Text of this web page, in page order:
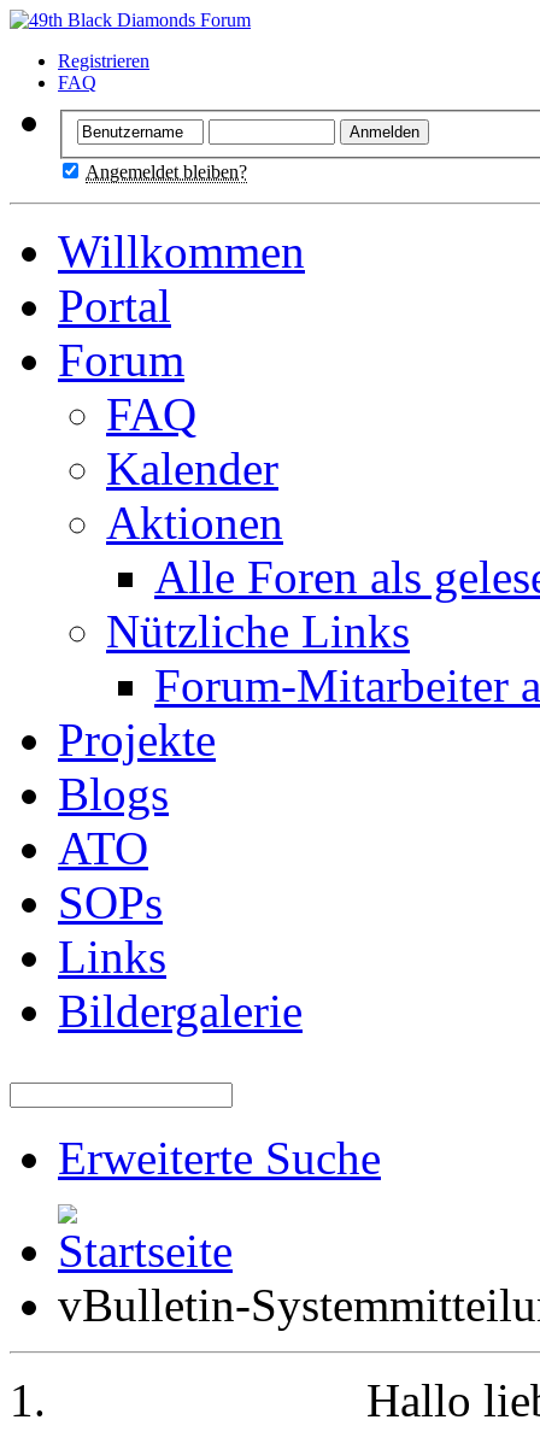
Registrieren
FAQ
Angemeldet bleiben?
Willkommen
Portal
Forum
FAQ
Kalender
Aktionen
Alle Foren als
Nützliche Links
Forum-Mitarbeiter
Projekte
Blogs
ATO
SOPs
Links
Bildergalerie
Erweiterte Suche
vBulletin-
Hallo